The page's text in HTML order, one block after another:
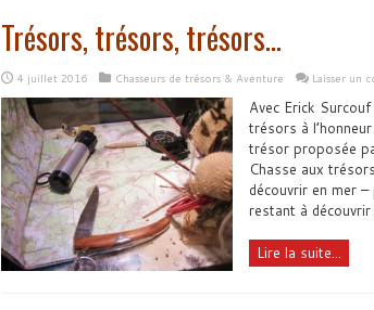
Trésors, trésors, trésors…
4 juillet 2016 Chasseurs de trésors & Aventure Laisser un
Avec Erick
trésors à
trésor proposée
Chasse aux
découvrir en mer
restant à découvrir
Lire la suite...